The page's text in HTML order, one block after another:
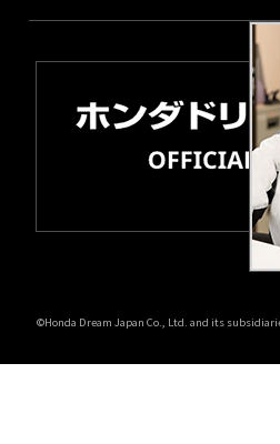
©Honda Dream Japan Co., Ltd. and its